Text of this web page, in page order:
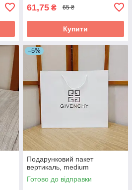
61,75 ₴ 65 ₴
Купити
–5%
Подарунковий пакет
вертикаль, medium
Готово до відправки